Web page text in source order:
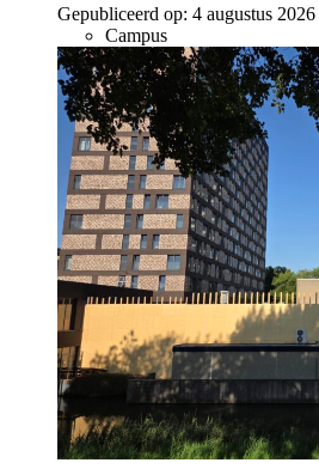
Gepubliceerd op: 4 augustus 2026
Campus